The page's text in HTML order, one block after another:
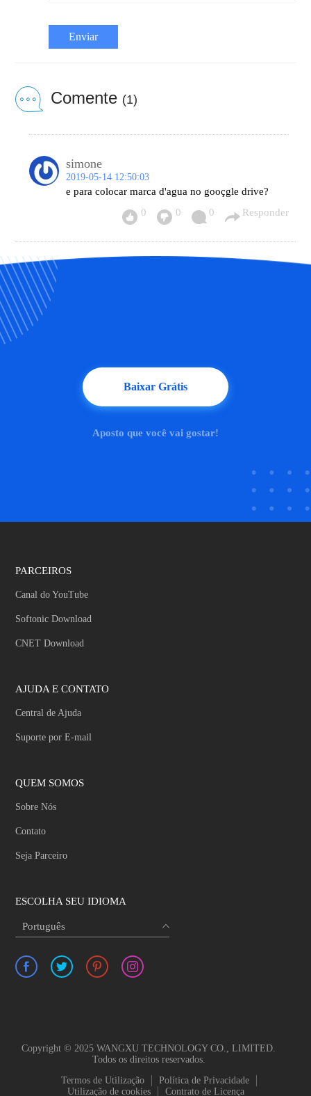
Enviar
Comente (1)
simone
2019-05-14 12:50:03
e para colocar marca d'agua no gooçgle drive?
0
0 0 Responder
Baixar Grátis
Aposto que você vai gostar!
PARCEIROS
Canal do YouTube
Softonic Download
CNET Download
AJUDA E CONTATO
Central de Ajuda
Suporte por E-mail
QUEM SOMOS
Sobre Nós
Contato
Seja Parceiro
ESCOLHA SEU IDIOMA
Português
Copyright © 2025 WANGXU TECHNOLOGY CO., LIMITED.
Todos os direitos reservados.
Termos de Utilização
Política de Privacidade
Utilização de cookies
Contrato de Licença